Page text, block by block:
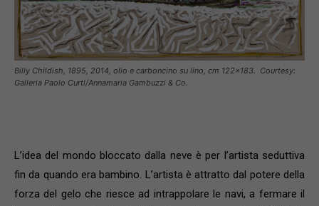
Billy Childish, 1895, 2014, olio e carboncino su lino, cm 122×183. Courtesy:
Galleria Paolo Curti/Annamaria Gambuzzi & Co.
L’idea del mondo bloccato dalla neve è per l’artista seduttiva
fin da quando era bambino. L’artista è attratto dal potere della
forza del gelo che riesce ad intrappolare le navi, a fermare il